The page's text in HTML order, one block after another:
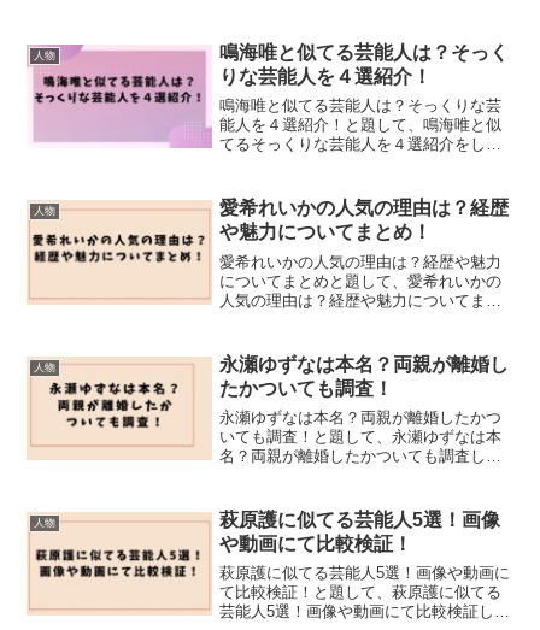
人物
鳴海唯と似てる芸能人は？そっく
りな芸能人を４選紹介！
鳴海唯と似てる芸能人は？そっくりな芸
能人を４選紹介！と題して、鳴海唯と似
てるそっくりな芸能人を４選紹介をしま
人物
愛希れいかの人気の理由は？経歴
や魅力についてまとめ！
愛希れいかの人気の理由は？経歴や魅力
についてまとめと題して、愛希れいかの
人気の理由は？経歴や魅力についてまと
人物
永瀬ゆずなは本名？両親が離婚し
たかついても調査！
永瀬ゆずなは本名？両親が離婚したかつ
いても調査！と題して、永瀬ゆずなは本
名？両親が離婚したかついても調査しま
人物
萩原護に似てる芸能人5選！画像
や動画にて比較検証！
萩原護に似てる芸能人5選！画像や動画に
て比較検証！と題して、萩原護に似てる
芸能人5選！画像や動画にて比較検証しま